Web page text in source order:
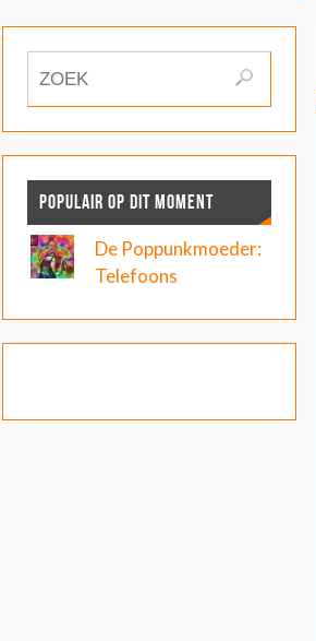
POPULAIR OP DIT MOMENT
De Poppunkmoeder:
Telefoons